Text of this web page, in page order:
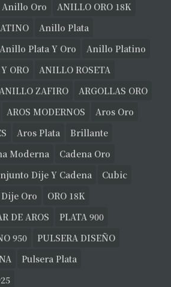
Anillo Oro
ANILLO ORO 18K
Anillo Plata
Anillo Plata Y Oro
Anillo Platino
ORO
ANILLO ROSETA
ZAFIRO
ARGOLLAS ORO
AROS MODERNOS
Aros Oro
Aros Plata
Brillante
Moderna
Cadena Oro
Dije Y Cadena
Cubic
Dije Oro
ORO 18K
DE AROS
PLATA 900
950
PULSERA DISEÑO
Pulsera Plata